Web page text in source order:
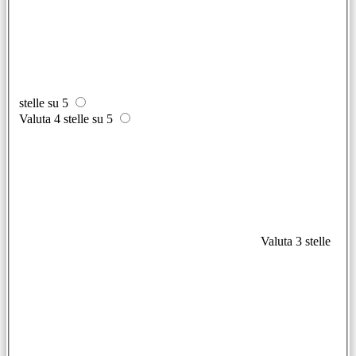
stelle su 5
Valuta 4 stelle su 5
Valuta 3 stelle